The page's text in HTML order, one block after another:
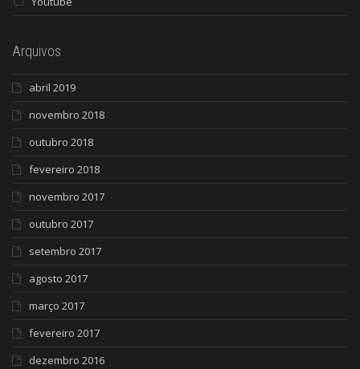
Arquivos
abril 2019
novembro 2018
outubro 2018
fevereiro 2018
novembro 2017
outubro 2017
setembro 2017
agosto 2017
março 2017
fevereiro 2017
dezembro 2016